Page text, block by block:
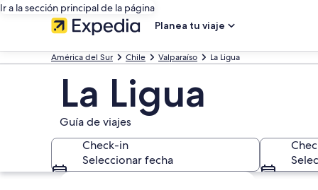
Ir a la sección principal de la página
Planea tu viaje
América del Sur Chile Valparaíso La Ligua
La Ligua
Guía de viajes
Check-in
Seleccionar fecha
Explorar mapa